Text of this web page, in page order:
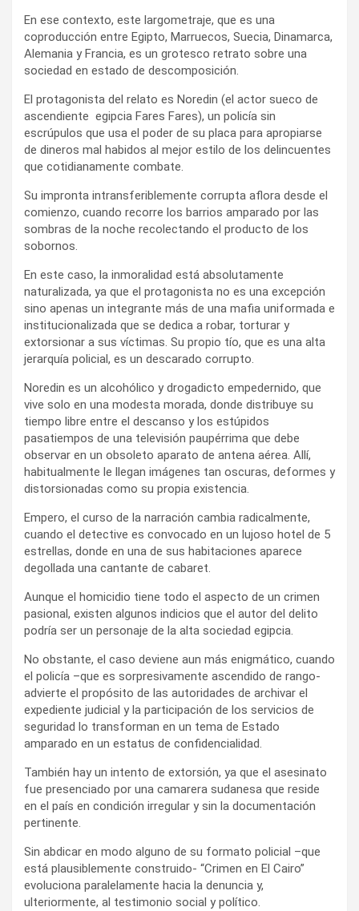
En ese contexto, este largometraje, que es una
coproducción entre Egipto, Marruecos, Suecia, Dinamarca,
Alemania y Francia, es un grotesco retrato sobre una
sociedad en estado de descomposición.
El protagonista del relato es Noredin (el actor sueco de
ascendiente egipcia Fares Fares), un policía sin
escrúpulos que usa el poder de su placa para apropiarse
de dineros mal habidos al mejor estilo de los delincuentes
que cotidianamente combate.
Su impronta intransferiblemente corrupta aflora desde el
comienzo, cuando recorre los barrios amparado por las
sombras de la noche recolectando el producto de los
sobornos.
En este caso, la inmoralidad está absolutamente
naturalizada, ya que el protagonista no es una excepción
sino apenas un integrante más de una mafia uniformada e
institucionalizada que se dedica a robar, torturar y
extorsionar a sus víctimas. Su propio tío, que es una alta
jerarquía policial, es un descarado corrupto.
Noredin es un alcohólico y drogadicto empedernido, que
vive solo en una modesta morada, donde distribuye su
tiempo libre entre el descanso y los estúpidos
pasatiempos de una televisión paupérrima que debe
observar en un obsoleto aparato de antena aérea. Allí,
habitualmente le llegan imágenes tan oscuras, deformes y
distorsionadas como su propia existencia.
Empero, el curso de la narración cambia radicalmente,
cuando el detective es convocado en un lujoso hotel de 5
estrellas, donde en una de sus habitaciones aparece
degollada una cantante de cabaret.
Aunque el homicidio tiene todo el aspecto de un crimen
pasional, existen algunos indicios que el autor del delito
podría ser un personaje de la alta sociedad egipcia.
No obstante, el caso deviene aun más enigmático, cuando
el policía –que es sorpresivamente ascendido de rango-
advierte el propósito de las autoridades de archivar el
expediente judicial y la participación de los servicios de
seguridad lo transforman en un tema de Estado
amparado en un estatus de confidencialidad.
También hay un intento de extorsión, ya que el asesinato
fue presenciado por una camarera sudanesa que reside
en el país en condición irregular y sin la documentación
pertinente.
Sin abdicar en modo alguno de su formato policial –que
está plausiblemente construido- “Crimen en El Cairo”
evoluciona paralelamente hacia la denuncia y,
ulteriormente, al testimonio social y político.